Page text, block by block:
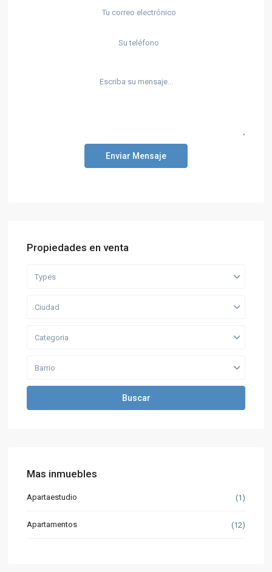
Enviar Mensaje
Propiedades en venta
Types
Ciudad
Categoria
Barrio
Buscar
Mas inmuebles
Apartaestudio (1)
Apartamentos (12)